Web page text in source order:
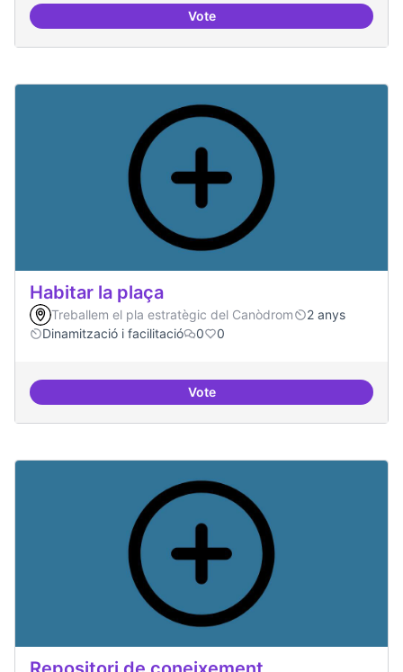
VoteEspais oberts i cuidats
Habitar la plaça
Treballem el pla estratègic del Canòdrom
2 anys
Dinamització i facilitació
0 0
VoteHabitar la plaça